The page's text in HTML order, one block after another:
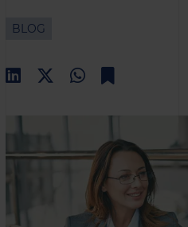
BLOG